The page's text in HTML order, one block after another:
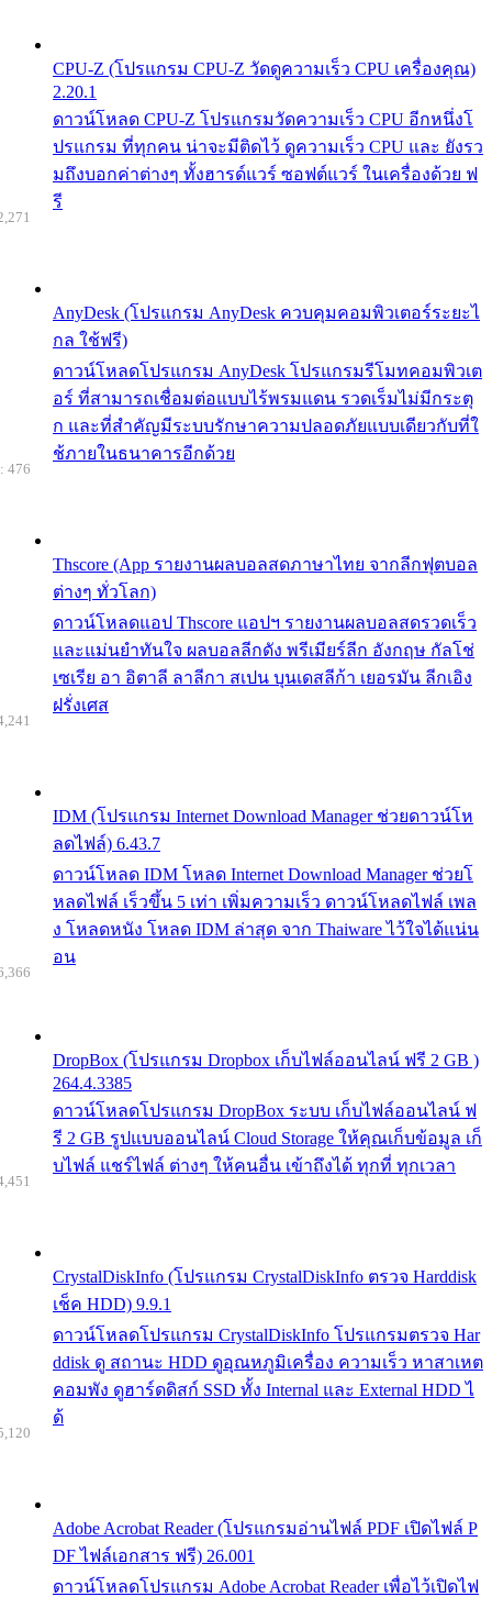
CPU-Z (โปรแกรม CPU-Z วัดดูความเร็ว CPU เครื่องคุณ)
2.20.1
ดาวน์โหลด CPU-Z โปรแกรมวัดความเร็ว CPU อีกหนึ่งโ
ปรแกรม ที่ทุกคน น่าจะมีติดไว้ ดูความเร็ว CPU และ ยังรว
มถึงบอกค่าต่างๆ ทั้งฮารด์แวร์ ซอฟต์แวร์ ในเครื่องด้วย ฟ
รี
AnyDesk (โปรแกรม AnyDesk ควบคุมคอมพิวเตอร์ระยะไ
กล ใช้ฟรี)
ดาวน์โหลดโปรแกรม AnyDesk โปรแกรมรีโมทคอมพิวเต
อร์ ที่สามารถเชื่อมต่อแบบไร้พรมแดน รวดเร็มไม่มีกระตุ
ก และที่สำคัญมีระบบรักษาความปลอดภัยแบบเดียวกับที่ใ
ช้ภายในธนาคารอีกด้วย
Thscore (App รายงานผลบอลสดภาษาไทย จากลีกฟุตบอล
ต่างๆ ทั่วโลก)
ดาวน์โหลดแอป Thscore แอปฯ รายงานผลบอลสดรวดเร็ว
และแม่นยำทันใจ ผลบอลลีกดัง พรีเมียร์ลีก อังกฤษ กัลโช่
เซเรีย อา อิตาลี ลาลีกา สเปน บุนเดสลีก้า เยอรมัน ลีกเอิง
ฝรั่งเศส
476
IDM (โปรแกรม Internet Download Manager ช่วยดาวน์โห
ลดไฟล์) 6.43.7
ดาวน์โหลด IDM โหลด Internet Download Manager ช่วยโ
หลดไฟล์ เร็วขึ้น 5 เท่า เพิ่มความเร็ว ดาวน์โหลดไฟล์ เพล
ง โหลดหนัง โหลด IDM ล่าสุด จาก Thaiware ไว้ใจได้แน่น
อน
DropBox (โปรแกรม Dropbox เก็บไฟล์ออนไลน์ ฟรี 2 GB )
264.4.3385
ดาวน์โหลดโปรแกรม DropBox ระบบ เก็บไฟล์ออนไลน์ ฟ
รี 2 GB รูปแบบออนไลน์ Cloud Storage ให้คุณเก็บข้อมูล เก็
บไฟล์ แชร์ไฟล์ ต่างๆ ให้คนอื่น เข้าถึงได้ ทุกที่ ทุกเวลา
CrystalDiskInfo (โปรแกรม CrystalDiskInfo ตรวจ Harddisk
เช็ค HDD) 9.9.1
ดาวน์โหลดโปรแกรม CrystalDiskInfo โปรแกรมตรวจ Har
ddisk ดู สถานะ HDD ดูอุณหภูมิเครื่อง ความเร็ว หาสาเหต
คอมพัง ดูฮาร์ดดิสก์ SSD ทั้ง Internal และ External HDD ไ
ด้
Adobe Acrobat Reader (โปรแกรมอ่านไฟล์ PDF เปิดไฟล์ P
DF ไฟล์เอกสาร ฟรี) 26.001
ดาวน์โหลดโปรแกรม Adobe Acrobat Reader เพื่อไว้เปิดไฟ